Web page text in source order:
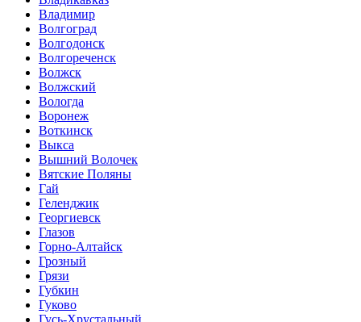
Владимир
Волгоград
Волгодонск
Волгореченск
Волжск
Волжский
Вологда
Воронеж
Воткинск
Выкса
Вышний Волочек
Вятские Поляны
Гай
Геленджик
Георгиевск
Глазов
Горно-Алтайск
Грозный
Грязи
Губкин
Гуково
Гусь-Хрустальный